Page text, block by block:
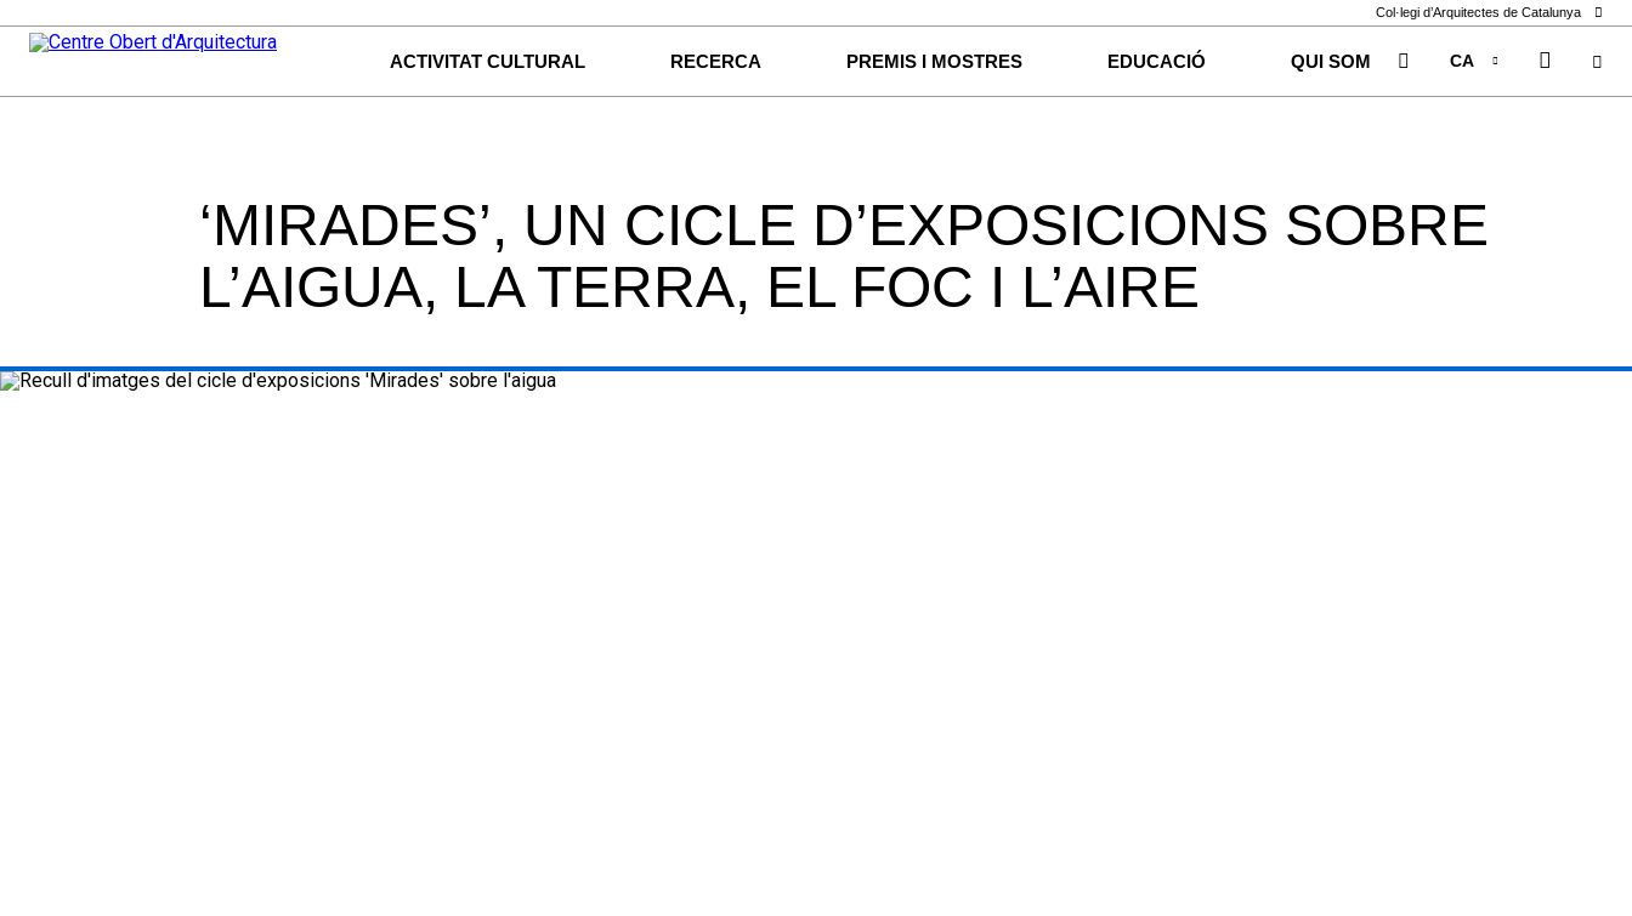
Col·legi d’Arquitectes de Catalunya
ACTIVITAT CULTURAL RECERCA PREMIS I MOSTRES EDUCACIÓ QUI SOM
CA
ES
‘MIRADES’, UN CICLE D’EXPOSICIONS SOBRE
L’AIGUA, LA TERRA, EL FOC I L’AIRE